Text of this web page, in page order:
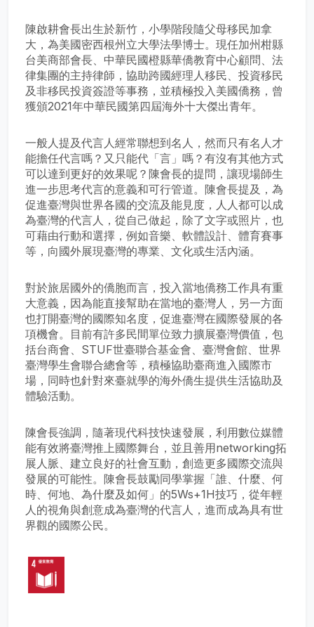
陳啟耕會長出生於新竹，小學階段隨父母移民加拿
大，為美國密西根州立大學法學博士。現任加州柑縣
台美商部會長、中華民國橙縣華僑教育中心顧問、法
律集團的主持律師，協助跨國經理人移民、投資移民
及非移民投資簽證等事務，並積極投入美國僑務，曾
獲頒2021年中華民國第四屆海外十大傑出青年。
一般人提及代言人經常聯想到名人，然而只有名人才
能擔任代言嗎？又只能代「言」嗎？有沒有其他方式
可以達到更好的效果呢？陳會長的提問，讓現場師生
進一步思考代言的意義和可行管道。陳會長提及，為
促進臺灣與世界各國的交流及能見度，人人都可以成
為臺灣的代言人，從自己做起，除了文字或照片，也
可藉由行動和選擇，例如音樂、軟體設計、體育賽事
等，向國外展現臺灣的專業、文化或生活內涵。
對於旅居國外的僑胞而言，投入當地僑務工作具有重
大意義，因為能直接幫助在當地的臺灣人，另一方面
也打開臺灣的國際知名度，促進臺灣在國際發展的各
項機會。目前有許多民間單位致力擴展臺灣價值，包
括台商會、STUF世臺聯合基金會、臺灣會館、世界
臺灣學生會聯合總會等，積極協助臺商進入國際市
場，同時也針對來臺就學的海外僑生提供生活協助及
體驗活動。
陳會長強調，隨著現代科技快速發展，利用數位媒體
能有效將臺灣推上國際舞台，並且善用networking拓
展人脈、建立良好的社會互動，創造更多國際交流與
發展的可能性。陳會長鼓勵同學掌握「誰、什麼、何
時、何地、為什麼及如何」的5Ws+1H技巧，從年輕
人的視角與創意成為臺灣的代言人，進而成為具有世
界觀的國際公民。